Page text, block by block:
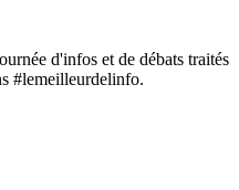
d'infos et de débats traités
#lemeilleurdelinfo.